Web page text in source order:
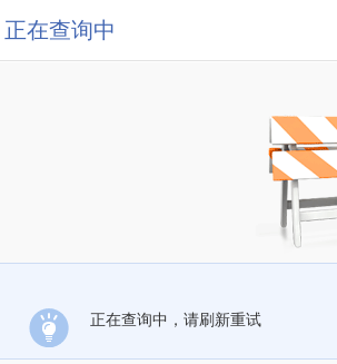
正在查询中
正在查询中，请刷新重试